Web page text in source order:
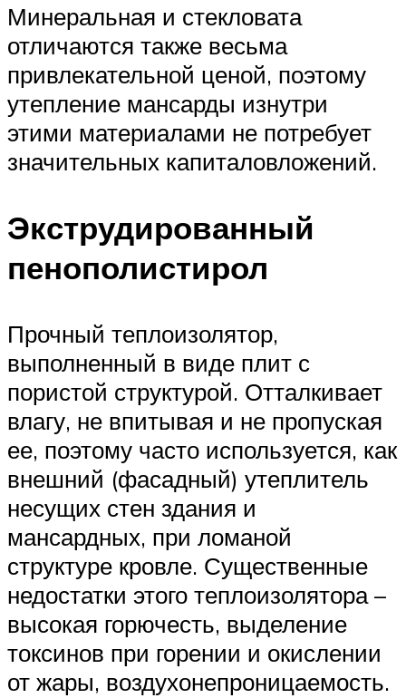
Минеральная и стекловата
отличаются также весьма
привлекательной ценой, поэтому
утепление мансарды изнутри
этими материалами не потребует
значительных капиталовложений.
Экструдированный
пенополистирол
Прочный теплоизолятор,
выполненный в виде плит с
пористой структурой. Отталкивает
влагу, не впитывая и не пропуская
ее, поэтому часто используется, как
внешний (фасадный) утеплитель
несущих стен здания и
мансардных, при ломаной
структуре кровле. Существенные
недостатки этого теплоизолятора –
высокая горючесть, выделение
токсинов при горении и окислении
от жары, воздухонепроницаемость.